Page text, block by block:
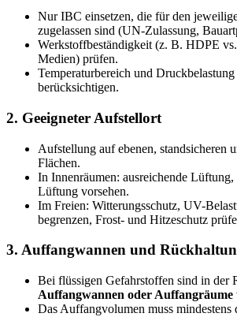
Nur IBC einsetzen, die für den
zugelassen sind (UN-Zulassung,
Werkstoffbeständigkeit (z. B. HDPE
Medien) prüfen.
Temperaturbereich und Druckbelastung
berücksichtigen.
2. Geeigneter Aufstellort
Aufstellung auf ebenen, standsicheren
Flächen.
In Innenräumen: ausreichende
Lüftung vorsehen.
Im Freien: Witterungsschutz, UV-
begrenzen, Frost- und Hitzeschutz
3. Auffangwannen und
Bei flüssigen Gefahrstoffen sind in der
Auffangwannen oder Auffangräume
Das Auffangvolumen muss mindestens